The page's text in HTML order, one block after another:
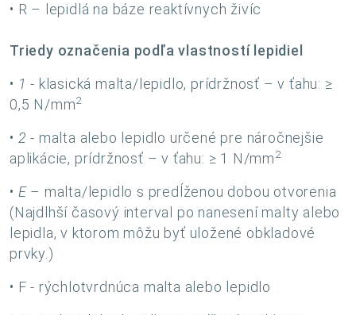
• R – lepidlá na báze reaktívnych živíc
Triedy označenia podľa vlastností lepidiel
• 1 - klasická malta/lepidlo, prídržnosť – v ťahu: ≥
0,5 N/mm2
• 2 - malta alebo lepidlo určené pre náročnejšie
aplikácie, prídržnosť – v ťahu: ≥ 1 N/mm2
• E– malta/lepidlo s predĺženou dobou otvorenia
(Najdlhší časový interval po nanesení malty alebo
lepidla, v ktorom môžu byť uložené obkladové
prvky.)
• F - rýchlotvrdnúca malta alebo lepidlo